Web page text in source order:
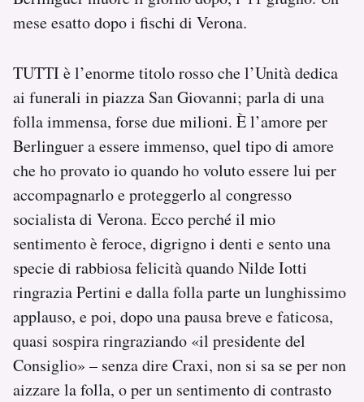
mese esatto dopo i fischi di Verona.
TUTTI è l’enorme titolo rosso che l’Unità dedica
ai funerali in piazza San Giovanni; parla di una
folla immensa, forse due milioni. È l’amore per
Berlinguer a essere immenso, quel tipo di amore
che ho provato io quando ho voluto essere lui per
accompagnarlo e proteggerlo al congresso
socialista di Verona. Ecco perché il mio
sentimento è feroce, digrigno i denti e sento una
specie di rabbiosa felicità quando Nilde Iotti
ringrazia Pertini e dalla folla parte un lunghissimo
applauso, e poi, dopo una pausa breve e faticosa,
quasi sospira ringraziando «il presidente del
Consiglio» – senza dire Craxi, non si sa se per non
aizzare la folla, o per un sentimento di contrasto